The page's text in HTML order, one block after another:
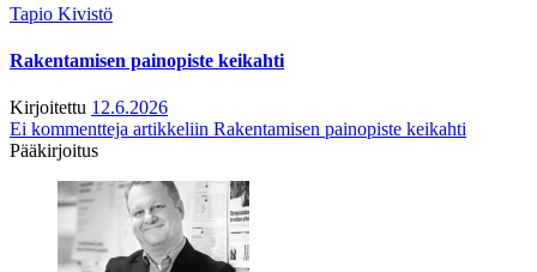
Tapio Kivistö
Rakentamisen painopiste keikahti
Kirjoitettu 12.6.2026
Ei kommentteja artikkeliin Rakentamisen painopiste keikahti
Pääkirjoitus